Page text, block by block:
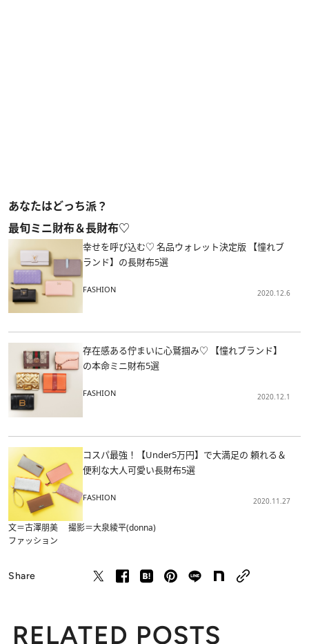
あなたはどっち派？
最旬ミニ財布＆長財布♡
幸せを呼び込む♡ 名品ウォレット決定版 【憧れブ
ランド】の長財布5選
FASHION 2020.12.6
存在感ある佇まいに心鷲掴み♡ 【憧れブランド】
の本命ミニ財布5選
FASHION 2020.12.1
コスパ最強！【Under5万円】で大満足の 頼れる＆
便利な大人可愛い長財布5選
FASHION 2020.11.27
文＝古澤朋美 撮影＝大泉綾平(donna)
ファッション
Share
RELATED POSTS